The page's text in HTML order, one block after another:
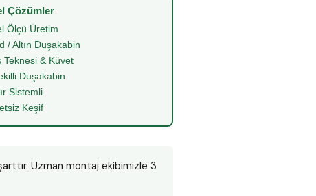
Çözümler
Ölçü Üretim
/ Altın Duşakabin
Teknesi & Küvet
Duşakabin
Sistemli
Keşif
şarttır. Uzman montaj ekibimizle 3